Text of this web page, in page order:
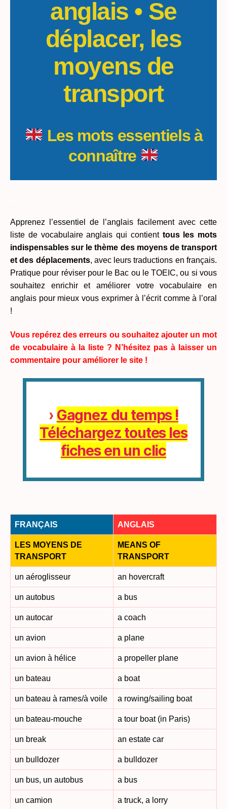
anglais • Se
déplacer, les
moyens de
transport
Les mots essentiels à
connaître
Apprenez l’essentiel de l’anglais facilement avec cette
liste de vocabulaire anglais qui contient tous les mots
indispensables sur le thème des moyens de transport
et des déplacements, avec leurs traductions en français.
Pratique pour réviser pour le Bac ou le TOEIC, ou si vous
souhaitez enrichir et améliorer votre vocabulaire en
anglais pour mieux vous exprimer à l’écrit comme à l’oral
!
Vous repérez des erreurs ou souhaitez ajouter un mot
de vocabulaire à la liste ? N’hésitez pas à laisser un
commentaire pour améliorer le site !
› Gagnez du temps !
Téléchargez toutes les
fiches en un clic
FRANÇAIS ANGLAIS
LES MOYENS DE
TRANSPORT
MEANS OF
TRANSPORT
un aéroglisseur an hovercraft
un autobus a bus
un autocar a coach
un avion a plane
un avion à hélice a propeller plane
un bateau a boat
un bateau à rames/à voile a rowing/sailing boat
un bateau-mouche a tour boat (in Paris)
un break an estate car
un bulldozer a bulldozer
un bus, un autobus a bus
un camion a truck, a lorry